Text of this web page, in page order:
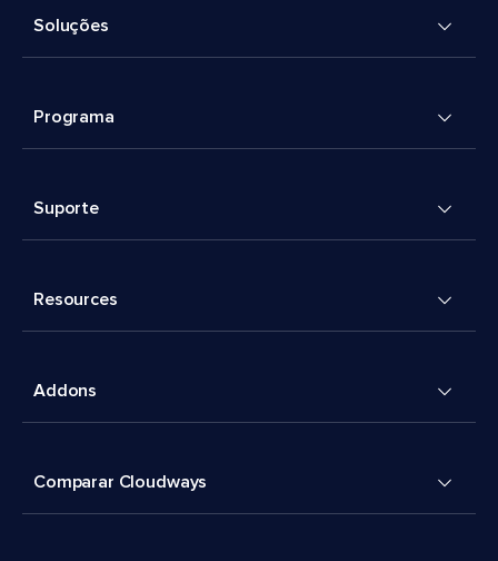
Soluções
Programa
Suporte
Resources
Addons
Comparar Cloudways